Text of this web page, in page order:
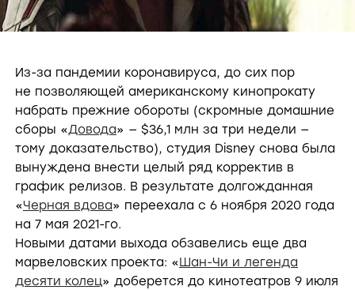
Из-за пандемии коронавируса, до сих пор
не позволяющей американскому кинопрокату
набрать прежние обороты (скромные домашние
сборы «Довода» — $36,1 млн за три недели —
тому доказательство), студия Disney снова была
вынуждена внести целый ряд корректив в
график релизов. В результате долгожданная
«Черная вдова» переехала с 6 ноября 2020 года
на 7 мая 2021-го.
Новыми датами выхода обзавелись еще два
марвеловских проекта: «Шан-Чи и легенда
десяти колец» доберется до кинотеатров 9 июля